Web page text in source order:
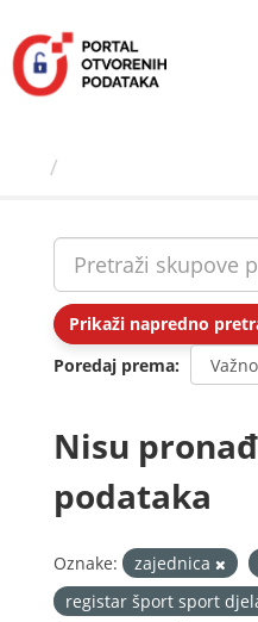
sadržaj
Prikaži napredno
Poredaj prema
Nisu
podataka
Oznake: zajednica
registar šport sport